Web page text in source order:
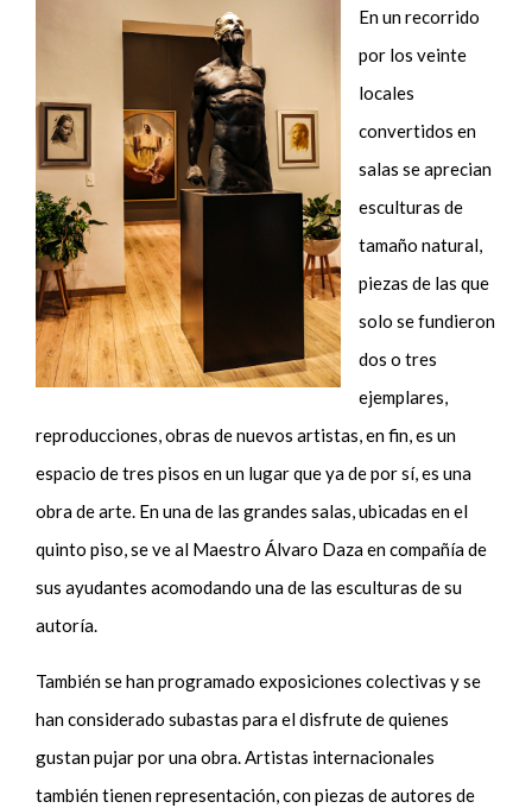
En un recorrido
por los veinte
locales
convertidos en
salas se aprecian
esculturas de
tamaño natural,
piezas de las que
solo se fundieron
dos o tres
ejemplares,
reproducciones, obras de nuevos artistas, en fin, es un
espacio de tres pisos en un lugar que ya de por sí, es una
obra de arte. En una de las grandes salas, ubicadas en el
quinto piso, se ve al Maestro Álvaro Daza en compañía de
sus ayudantes acomodando una de las esculturas de su
autoría.
También se han programado exposiciones colectivas y se
han considerado subastas para el disfrute de quienes
gustan pujar por una obra. Artistas internacionales
también tienen representación, con piezas de autores de